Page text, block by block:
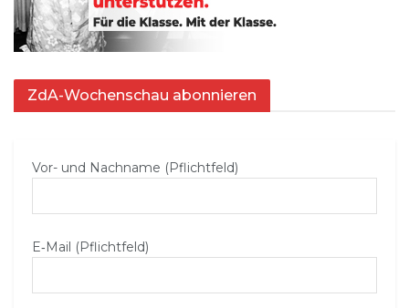
ZdA-Wochenschau abonnieren
Vor- und Nachname (Pflichtfeld)
E‑Mail (Pflichtfeld)